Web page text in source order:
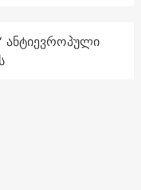
ანტიევროპული